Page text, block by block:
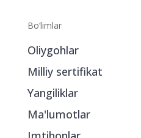
Bo‘limlar
Oliygohlar
Milliy sertifikat
Yangiliklar
Ma'lumotlar